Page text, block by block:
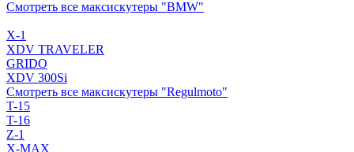
Смотреть все максискутеры "BMW"
X-1
XDV TRAVELER
GRIDO
XDV 300Si
Смотреть все максискутеры "Regulmoto"
T-15
T-16
Z-1
X-MAX